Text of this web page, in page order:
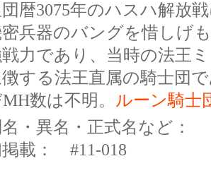
暦3075年のハスハ解放
兵器のバングを惜しげ
力であり、当時の法王
する法王直属の騎士団
数は不明。 ルーン騎士
名・異名・正式名など：
載： #11-018